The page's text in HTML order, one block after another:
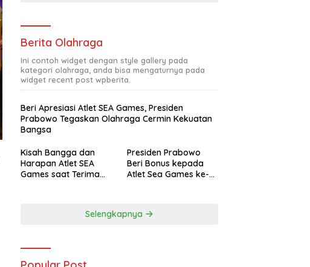
Berita Olahraga
Ini contoh widget dengan style gallery pada
kategori olahraga, anda bisa mengaturnya pada
widget recent post wpberita.
Beri Apresiasi Atlet SEA Games, Presiden
Prabowo Tegaskan Olahraga Cermin Kekuatan
Bangsa
Kisah Bangga dan
Harapan Atlet SEA
Games saat Terima
Presiden Prabowo
Beri Bonus kepada
Atlet Sea Games ke-
Selengkapnya